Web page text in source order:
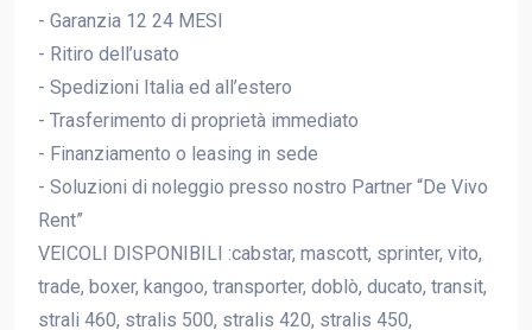
- Garanzia 12 24 MESI
- Ritiro dell’usato
- Spedizioni Italia ed all’estero
- Trasferimento di proprietà immediato
- Finanziamento o leasing in sede
- Soluzioni di noleggio presso nostro Partner “De Vivo
Rent”
VEICOLI DISPONIBILI :cabstar, mascott, sprinter, vito,
trade, boxer, kangoo, transporter, doblò, ducato, transit,
strali 460, stralis 500, stralis 420, stralis 450,